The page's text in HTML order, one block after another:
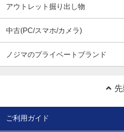
アウトレット掘り出し物
中古(PC/スマホ/カメラ)
ノジマのプライベートブランド
ご利用ガイド